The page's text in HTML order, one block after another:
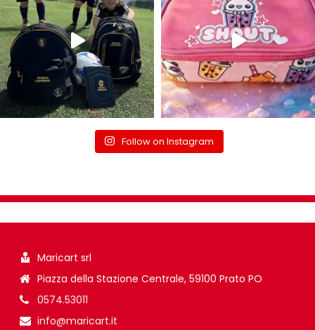
Follow on Instagram
Maricart srl
Piazza della Stazione Centrale, 59100 Prato PO
0574.53011
info@maricart.it